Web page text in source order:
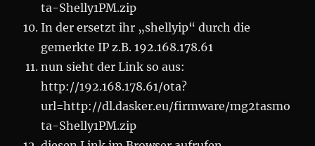
ta-Shelly1PM.zip
In der ersetzt ihr „shellyip“ durch die
gemerkte IP z.B. 192.168.178.61
nun sieht der Link so aus:
http://192.168.178.61/ota?
url=http://dl.dasker.eu/firmware/mg2tasmo
ta-Shelly1PM.zip